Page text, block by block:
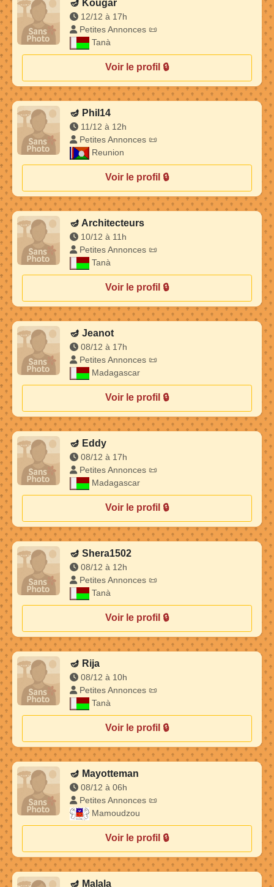
🪔 Kougar
12/12 à 17h
Petites Annonces 📜
Tanà
Voir le profil 🔒
🪔 Phil14
11/12 à 12h
Petites Annonces 📜
Reunion
Voir le profil 🔒
🪔 Architecteurs
10/12 à 11h
Petites Annonces 📜
Tanà
Voir le profil 🔒
🪔 Jeanot
08/12 à 17h
Petites Annonces 📜
Madagascar
Voir le profil 🔒
🪔 Eddy
08/12 à 17h
Petites Annonces 📜
Madagascar
Voir le profil 🔒
🪔 Shera1502
08/12 à 12h
Petites Annonces 📜
Tanà
Voir le profil 🔒
🪔 Rija
08/12 à 10h
Petites Annonces 📜
Tanà
Voir le profil 🔒
🪔 Mayotteman
08/12 à 06h
Petites Annonces 📜
Mamoudzou
Voir le profil 🔒
🪔 Malala